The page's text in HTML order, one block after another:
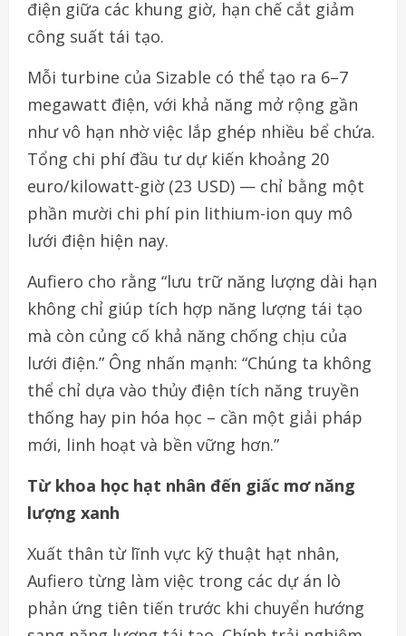
điện giữa các khung giờ, hạn chế cắt giảm
công suất tái tạo.
Mỗi turbine của Sizable có thể tạo ra 6–7
megawatt điện, với khả năng mở rộng gần
như vô hạn nhờ việc lắp ghép nhiều bể chứa.
Tổng chi phí đầu tư dự kiến khoảng 20
euro/kilowatt-giờ (23 USD) — chỉ bằng một
phần mười chi phí pin lithium-ion quy mô
lưới điện hiện nay.
Aufiero cho rằng “lưu trữ năng lượng dài hạn
không chỉ giúp tích hợp năng lượng tái tạo
mà còn củng cố khả năng chống chịu của
lưới điện.” Ông nhấn mạnh: “Chúng ta không
thể chỉ dựa vào thủy điện tích năng truyền
thống hay pin hóa học – cần một giải pháp
mới, linh hoạt và bền vững hơn.”
Từ khoa học hạt nhân đến giấc mơ năng
lượng xanh
Xuất thân từ lĩnh vực kỹ thuật hạt nhân,
Aufiero từng làm việc trong các dự án lò
phản ứng tiên tiến trước khi chuyển hướng